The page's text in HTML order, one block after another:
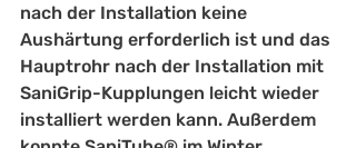
nach der Installation keine
Aushärtung erforderlich ist und das
Hauptrohr nach der Installation mit
SaniGrip-Kupplungen leicht wieder
installiert werden kann. Außerdem